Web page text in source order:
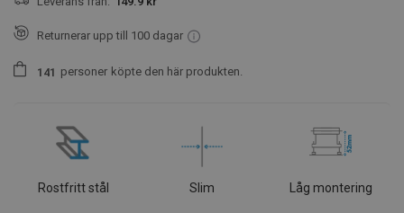
Returnerar upp till 100 dagar
1 41 personer köpte den här produkten.
Rostfritt stål Slim Låg montering